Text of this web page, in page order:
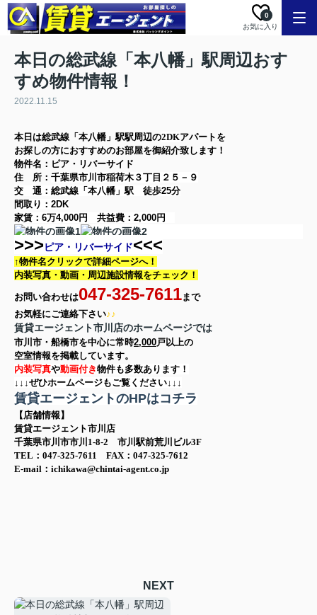
お気に入り
0
本日の総武線「本八幡」駅周辺おす
すめ物件情報！
2022.11.15
本日は総武線「本八幡」駅駅周辺の2DKアパート を
お探しの方におすすめのお部屋を御紹介致します！
物件名：ピア・リバーサイド
住 所： 千葉県市川市稲荷木３丁目２５－９
交 通：総武線「本八幡」駅 徒歩25分
間取り： 2DK
家賃： 6万4,000円 共益費： 2,000円
>>>ピア・リバーサイド<<<
↑物件名クリックで詳細ページへ！
内装写真・動画・ 周辺施設情報をチェック！
お問い合わせは047-325-7611まで
お気軽にご連絡下さい♪♪
賃貸エージェント市川店のホームページでは
市川市・船橋市を中心に常時2,000戸以上の
空室情報を掲載しています。
内装写真や動画付き物件も多数あります！
↓↓↓ぜひホームページもご覧ください↓↓↓
賃貸エージェントのHPはコチラ
【店舗情報】
賃貸エージェント市川店
千葉県市川市市川1-8-2 市川駅前荒川ビル3F
TEL：047-325-7611 FAX：047-325-7612
E-mail：ichikawa@chintai-agent.co.jp
NEXT